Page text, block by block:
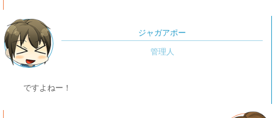
ジャガアポー
ですよねー！